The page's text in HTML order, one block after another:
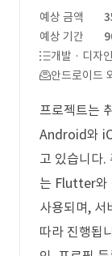
예상 금액
예상 기간
개발 · 디자
안드로이드
프로젝트는
Android와
고 있습니다
는 Flutter와
사용되며, 서
따라 진행됩